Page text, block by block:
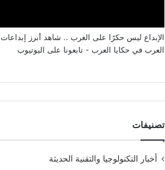
الإبداع ليس حكرًا على الغرب .. شاهد أبرز إبداعات
العرب في حكايا العرب - تابعونا على اليوتيوب
تصنيفات
أخبار التكنولوجيا والتقنية الحديثة